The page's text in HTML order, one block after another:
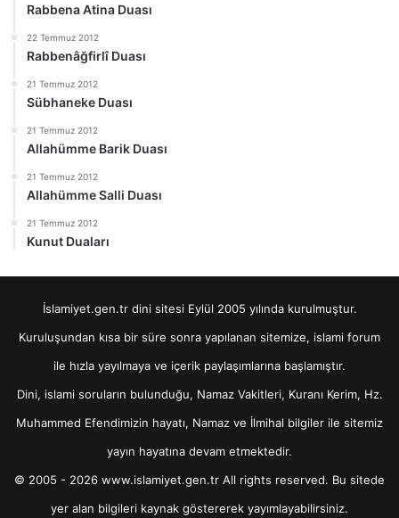
Rabbena Atina Duası
22 Temmuz 2012
Rabbenâğfirlî Duası
21 Temmuz 2012
Sübhaneke Duası
21 Temmuz 2012
Allahümme Barik Duası
21 Temmuz 2012
Allahümme Salli Duası
21 Temmuz 2012
Kunut Duaları
İslamiyet.gen.tr dini sitesi Eylül 2005 yılında kurulmuştur.
Kuruluşundan kısa bir süre sonra yapılanan sitemize, islami forum
ile hızla yayılmaya ve içerik paylaşımlarına başlamıştır.
Dini, islami soruların bulunduğu, Namaz Vakitleri, Kuranı Kerim, Hz.
Muhammed Efendimizin hayatı, Namaz ve İlmihal bilgiler ile sitemiz
yayın hayatına devam etmektedir.
© 2005 - 2026 www.islamiyet.gen.tr All rights reserved. Bu sitede
yer alan bilgileri kaynak göstererek yayımlayabilirsiniz.